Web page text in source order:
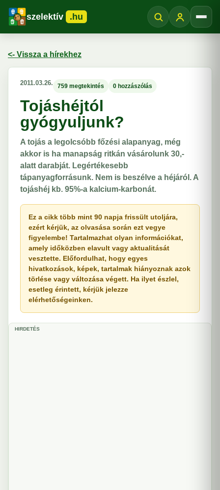
szelektív .hu
<- Vissza a hírekhez
2011.03.26. 759 megtekintés 0 hozzászólás
Tojáshéjtól
gyógyuljunk?
A tojás a legolcsóbb főzési alapanyag, még
akkor is ha manapság ritkán vásárolunk 30,-
alatt darabját. Legértékesebb
tápanyagforrásunk. Nem is beszélve a héjáról. A
tojáshéj kb. 95%-a kalcium-karbonát.
Ez a cikk több mint 90 napja frissült utoljára,
ezért kérjük, az olvasása során ezt vegye
figyelembe! Tartalmazhat olyan információkat,
amely időközben elavult vagy aktualitását
vesztette. Előfordulhat, hogy egyes
hivatkozások, képek, tartalmak hiányoznak azok
törlése vagy változása végett. Ha ilyet észlel,
esetleg érintett, kérjük jelezze
elérhetőségeinken.
HIRDETÉS